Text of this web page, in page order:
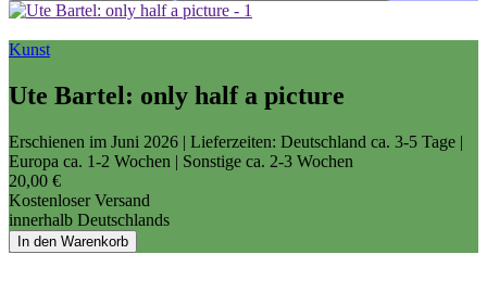
Kunst
Ute Bartel: only half a picture
Erschienen im Juni 2026 | Lieferzeiten: Deutschland ca. 3-5 Tage |
Europa ca. 1-2 Wochen | Sonstige ca. 2-3 Wochen
20,00 €
Kostenloser Versand
innerhalb Deutschlands
In den Warenkorb